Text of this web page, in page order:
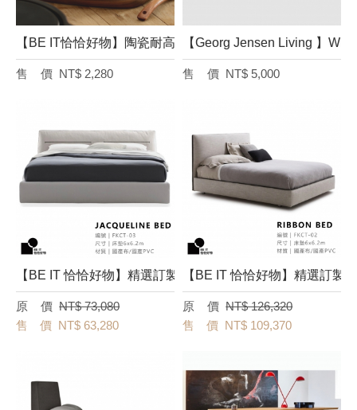
【BE IT恰恰好物】陶瓷耐高溫砂鍋煲湯燉鍋4L
NT$ 2,280
【Georg Jensen Living 】
NT$ 5,000
【BE IT 恰恰好物】精選訂製床台－[Jacqueline Bed]
NT$ 73,080
NT$ 63,280
【BE IT 恰恰好物】精選訂製
NT$ 126,320
NT$ 109,370